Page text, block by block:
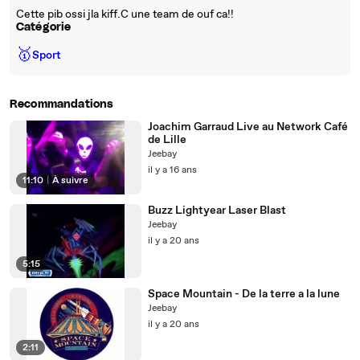
Cette pib ossi jla kiff.C une team de ouf ca!!
Catégorie
🥇Sport
Recommandations
11:10 À suivre
Joachim Garraud Live au Network Café
de Lille
Jeebay
il y a 16 ans
5:15
Buzz Lightyear Laser Blast
Jeebay
il y a 20 ans
2:11
Space Mountain - De la terre a la lune
Jeebay
il y a 20 ans